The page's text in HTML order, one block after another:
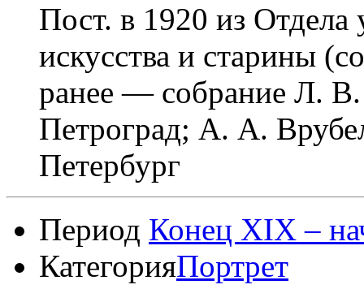
Пост. в 1920 из Отдела
искусства и старины
ранее — собрание Л.
Петроград; А. А.
Петербург
Период Конец XIX –
КатегорияПортрет